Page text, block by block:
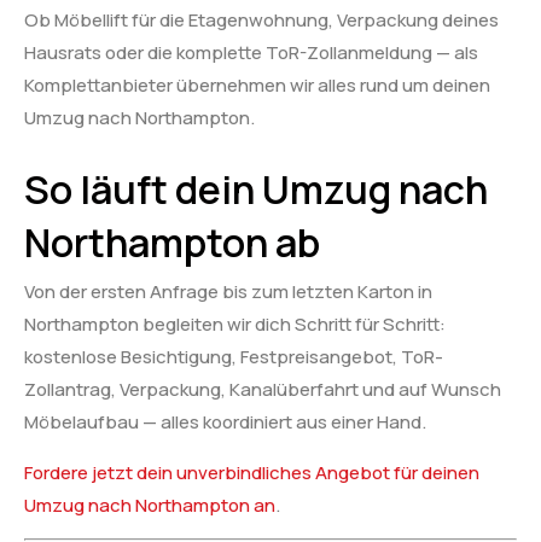
Ob Möbellift für die Etagenwohnung, Verpackung deines
Hausrats oder die komplette ToR-Zollanmeldung — als
Komplettanbieter übernehmen wir alles rund um deinen
Umzug nach Northampton.
So läuft dein Umzug nach
Northampton ab
Von der ersten Anfrage bis zum letzten Karton in
Northampton begleiten wir dich Schritt für Schritt:
kostenlose Besichtigung, Festpreisangebot, ToR-
Zollantrag, Verpackung, Kanalüberfahrt und auf Wunsch
Möbelaufbau — alles koordiniert aus einer Hand.
Fordere jetzt dein unverbindliches Angebot für deinen
Umzug nach Northampton an.